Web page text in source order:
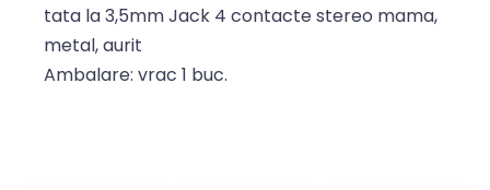
tata la 3,5mm Jack 4 contacte stereo mama,
metal, aurit
Ambalare: vrac 1 buc.